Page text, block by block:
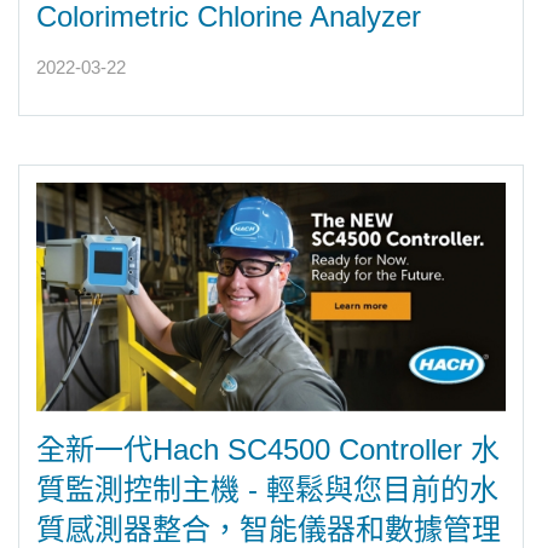
Colorimetric Chlorine Analyzer
2022-03-22
全新一代Hach SC4500 Controller 水
質監測控制主機 - 輕鬆與您目前的水
質感測器整合，智能儀器和數據管理